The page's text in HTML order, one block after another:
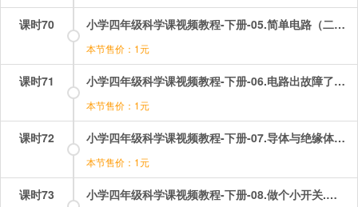
课时70 小学四年级科学课视频教程-下册-05.简单电路（二）——让更多的灯泡亮起来.mp4
本节售价：1元
课时71 小学四年级科学课视频教程-下册-06.电路出故障了.mp4
本节售价：1元
课时72 小学四年级科学课视频教程-下册-07.导体与绝缘体.mp4
本节售价：1元
课时73 小学四年级科学课视频教程-下册-08.做个小开关.mp4